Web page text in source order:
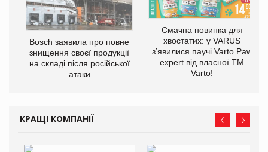
Bosch заявила про повне
знищення своєї продукції
на складі після російської
атаки
Смачна новинка для
хвостатих: у VARUS
з’явилися паучі Varto Paw
expert від власної ТМ
Varto!
КРАЩІ КОМПАНІЇ